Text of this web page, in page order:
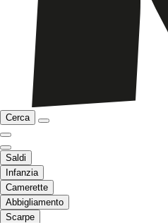
Cerca
Saldi
Infanzia
Camerette
Abbigliamento
Scarpe